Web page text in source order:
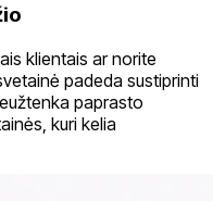
klientais ar norite
padeda sustiprinti
paprasto
kuri kelia